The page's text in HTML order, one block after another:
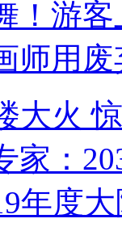
！游客
师用
大火
家：
年度